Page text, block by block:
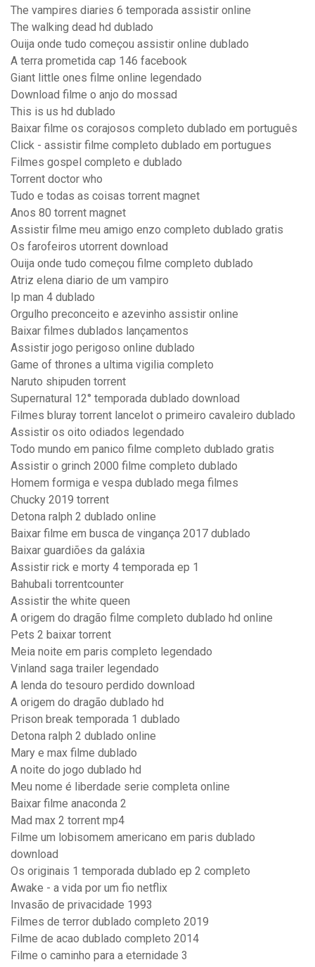
The vampires diaries 6 temporada assistir online
The walking dead hd dublado
Ouija onde tudo começou assistir online dublado
A terra prometida cap 146 facebook
Giant little ones filme online legendado
Download filme o anjo do mossad
This is us hd dublado
Baixar filme os corajosos completo dublado em português
Click - assistir filme completo dublado em portugues
Filmes gospel completo e dublado
Torrent doctor who
Tudo e todas as coisas torrent magnet
Anos 80 torrent magnet
Assistir filme meu amigo enzo completo dublado gratis
Os farofeiros utorrent download
Ouija onde tudo começou filme completo dublado
Atriz elena diario de um vampiro
Ip man 4 dublado
Orgulho preconceito e azevinho assistir online
Baixar filmes dublados lançamentos
Assistir jogo perigoso online dublado
Game of thrones a ultima vigilia completo
Naruto shipuden torrent
Supernatural 12° temporada dublado download
Filmes bluray torrent lancelot o primeiro cavaleiro dublado
Assistir os oito odiados legendado
Todo mundo em panico filme completo dublado gratis
Assistir o grinch 2000 filme completo dublado
Homem formiga e vespa dublado mega filmes
Chucky 2019 torrent
Detona ralph 2 dublado online
Baixar filme em busca de vingança 2017 dublado
Baixar guardiões da galáxia
Assistir rick e morty 4 temporada ep 1
Bahubali torrentcounter
Assistir the white queen
A origem do dragão filme completo dublado hd online
Pets 2 baixar torrent
Meia noite em paris completo legendado
Vinland saga trailer legendado
A lenda do tesouro perdido download
A origem do dragão dublado hd
Prison break temporada 1 dublado
Detona ralph 2 dublado online
Mary e max filme dublado
A noite do jogo dublado hd
Meu nome é liberdade serie completa online
Baixar filme anaconda 2
Mad max 2 torrent mp4
Filme um lobisomem americano em paris dublado
download
Os originais 1 temporada dublado ep 2 completo
Awake - a vida por um fio netflix
Invasão de privacidade 1993
Filmes de terror dublado completo 2019
Filme de acao dublado completo 2014
Filme o caminho para a eternidade 3